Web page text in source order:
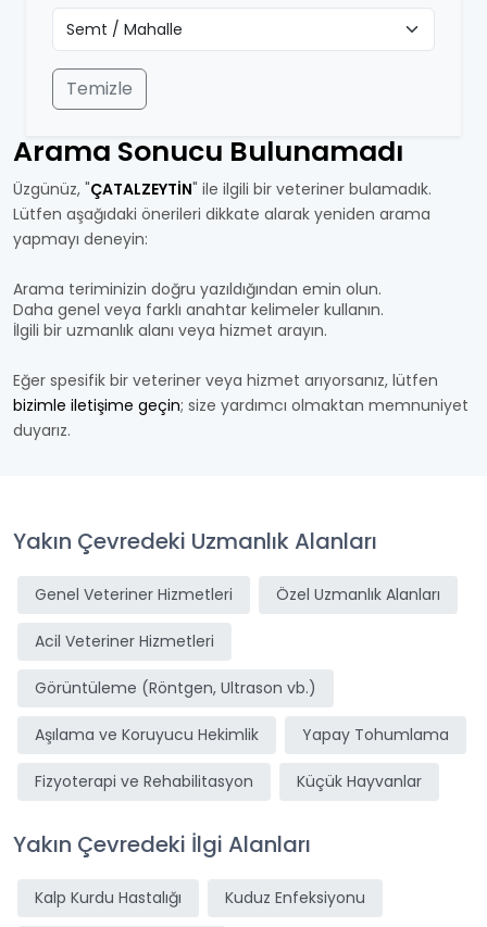
Temizle
Arama Sonucu Bulunamadı
Üzgünüz, "ÇATALZEYTİN" ile ilgili bir veteriner bulamadık.
Lütfen aşağıdaki önerileri dikkate alarak yeniden arama
yapmayı deneyin:
Arama teriminizin doğru yazıldığından emin olun.
Daha genel veya farklı anahtar kelimeler kullanın.
İlgili bir uzmanlık alanı veya hizmet arayın.
Eğer spesifik bir veteriner veya hizmet arıyorsanız, lütfen
bizimle iletişime geçin; size yardımcı olmaktan memnuniyet
duyarız.
Yakın Çevredeki Uzmanlık Alanları
Genel Veteriner Hizmetleri Özel Uzmanlık Alanları
Acil Veteriner Hizmetleri
Görüntüleme (Röntgen, Ultrason vb.)
Aşılama ve Koruyucu Hekimlik Yapay Tohumlama
Fizyoterapi ve Rehabilitasyon Küçük Hayvanlar
Yakın Çevredeki İlgi Alanları
Kalp Kurdu Hastalığı Kuduz Enfeksiyonu